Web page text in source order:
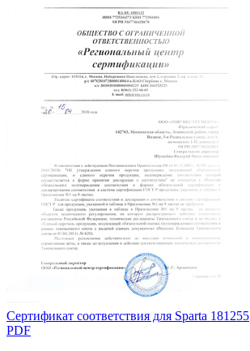
Сертификат соответствия для Sparta 181255
PDF